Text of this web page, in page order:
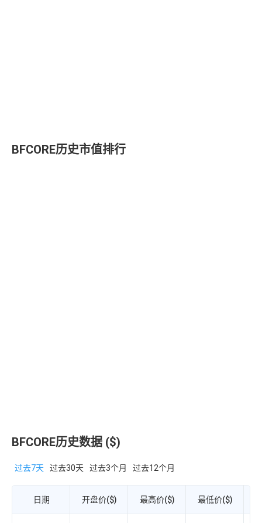
BFCORE历史市值排行
BFCORE历史数据 ($)
过去7天 过去30天 过去3个月 过去12个月
日期 开盘价($) 最高价($) 最低价($)